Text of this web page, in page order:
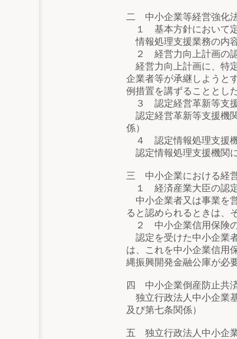
二 中小企業等経営強化
１ 基本方針において
情報処理支援業務の内
２ 経営力向上計画の
経営力向上計画に、特
企業者等が承継しようと
例措置を講ずることとし
３ 認定経営革新等支
認定経営革新等支援機
係）
４ 認定情報処理支援
認定情報処理支援機関
三 中小企業における経
１ 経済産業大臣の認
中小企業者又は事業を
ると認められるときは、
２ 中小企業信用保険
認定を受けた中小企業
は、これを中小企業信用
縄振興開発金融公庫が必
四 中小企業倒産防止共
独立行政法人中小企業
及び第七条関係）
五 独立行政法人中小企